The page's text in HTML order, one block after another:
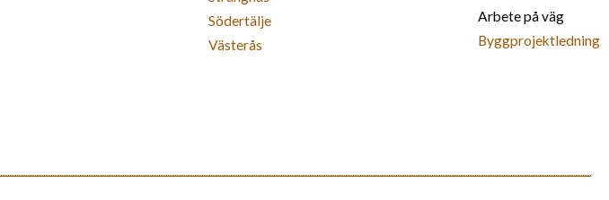
Södertälje
Västerås
Arbete på väg
Byggprojektledning